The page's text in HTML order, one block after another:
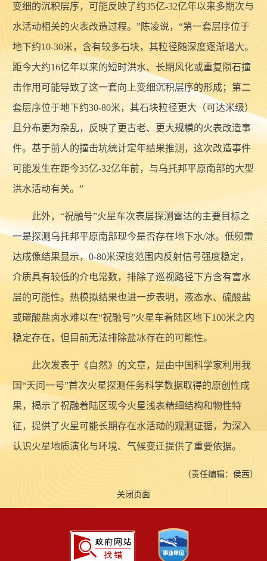
变细的沉积层序，可能反映了约35亿-32亿年以来多期次与
水活动相关的火表改造过程。”陈凌说，“第一套层序位于
地下约10-30米，含有较多石块，其粒径随深度逐渐增大。
距今大约16亿年以来的短时洪水、长期风化或重复陨石撞
击作用可能导致了这一套向上变细沉积层序的形成；第二
套层序位于地下约30-80米，其石块粒径更大（可达米级）
且分布更为杂乱，反映了更古老、更大规模的火表改造事
件。基于前人的撞击坑统计定年结果推测，这次改造事件
可能发生在距今35亿-32亿年前，与乌托邦平原南部的大型
洪水活动有关。”
此外，“祝融号”火星车次表层探测雷达的主要目标之
一是探测乌托邦平原南部现今是否存在地下水/冰。低频雷
达成像结果显示，0-80米深度范围内反射信号强度稳定，
介质具有较低的介电常数，排除了巡视路径下方含有富水
层的可能性。热模拟结果也进一步表明，液态水、硫酸盐
或碳酸盐卤水难以在“祝融号”火星车着陆区地下100米之内
稳定存在，但目前无法排除盐冰存在的可能性。
此次发表于《自然》的文章，是由中国科学家利用我
国“天问一号”首次火星探测任务科学数据取得的原创性成
果，揭示了祝融着陆区现今火星浅表精细结构和物性特
征，提供了火星可能长期存在水活动的观测证据，为深入
认识火星地质演化与环境、气候变迁提供了重要依据。
（责任编辑：侯茜）
关闭页面